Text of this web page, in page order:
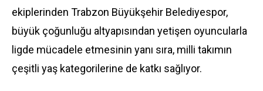
ekiplerinden Trabzon Büyükşehir Belediyespor,
büyük çoğunluğu altyapısından yetişen oyuncularla
ligde mücadele etmesinin yanı sıra, milli takımın
çeşitli yaş kategorilerine de katkı sağlıyor.